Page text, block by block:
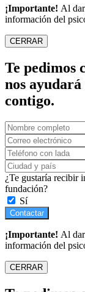
¡Importante! Al
información del
CERRAR
Te pedimos
nos
contigo.
¿Te gustaría recibir
fundación?
Sí
Contactar
¡Importante! Al
información del
CERRAR